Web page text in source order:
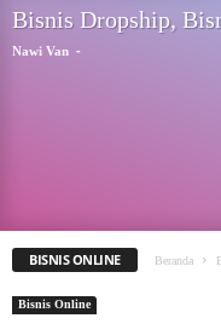
Bisnis Dropship,
Nawi Van -
BISNIS ONLINE Beranda
Bisnis Online